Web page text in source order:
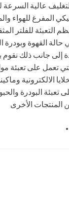
عالية السرعة
المفرغ للهواء
التعبئة للفلتر
حالة القهوة
إلى جانب ذلك نقوم
تعمل على تعبئة
الالكترونية
تعبئة البودرة
المنتجات الأخرى